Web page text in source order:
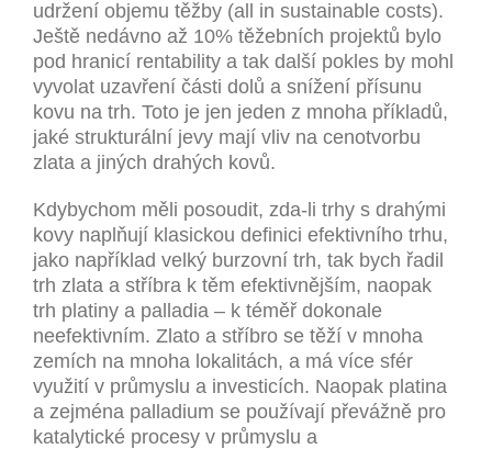
udržení objemu těžby (all in sustainable costs).
Ještě nedávno až 10% těžebních projektů bylo
pod hranicí rentability a tak další pokles by mohl
vyvolat uzavření části dolů a snížení přísunu
kovu na trh. Toto je jen jeden z mnoha příkladů,
jaké strukturální jevy mají vliv na cenotvorbu
zlata a jiných drahých kovů.
Kdybychom měli posoudit, zda-li trhy s drahými
kovy naplňují klasickou definici efektivního trhu,
jako například velký burzovní trh, tak bych řadil
trh zlata a stříbra k těm efektivnějším, naopak
trh platiny a palladia – k téměř dokonale
neefektivním. Zlato a stříbro se těží v mnoha
zemích na mnoha lokalitách, a má více sfér
využití v průmyslu a investicích. Naopak platina
a zejména palladium se používají převážně pro
katalytické procesy v průmyslu a